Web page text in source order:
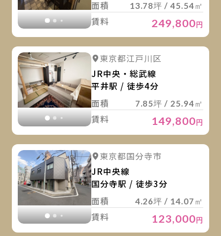
面積
13.78坪 / 45.54㎡
賃料 249,800円
詳細を見る
東京都江戸川区
JR中央・総武線
平井駅 / 徒歩4分
面積
7.85坪 / 25.94㎡
賃料 149,800円
詳細を見る
東京都国分寺市
JR中央線
国分寺駅 / 徒歩3分
面積
4.26坪 / 14.07㎡
賃料 123,000円